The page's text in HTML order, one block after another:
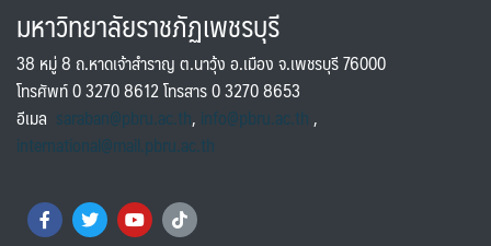
มหาวิทยาลัยราชภัฏเพชรบุรี
38 หมู่ 8 ถ.หาดเจ้าสำราญ ต.นาวุ้ง อ.เมือง จ.เพชรบุรี 76000
โทรศัพท์ 0 3270 8612 โทรสาร 0 3270 8653
อีเมล saraban@pbru.ac.th, info@pbru.ac.th,
international@mail.pbru.ac.th